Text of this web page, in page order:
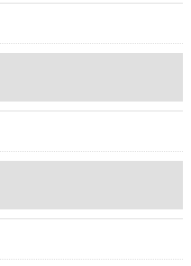
ることはいたしません。
保護契約等の措置をとり、
れないよう、適切に安全管